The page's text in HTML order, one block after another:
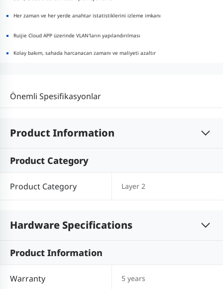
Her zaman ve her yerde anahtar istatistiklerini izleme imkanı
Ruijie Cloud APP üzerinde VLAN'ların yapılandırılması
Kolay bakım, sahada harcanacan zamanı ve maliyeti azaltır
Önemli Spesifikasyonlar
Product Information
Product Category
Product Category Layer 2
Hardware Specifications
Product Information
Warranty 5 years